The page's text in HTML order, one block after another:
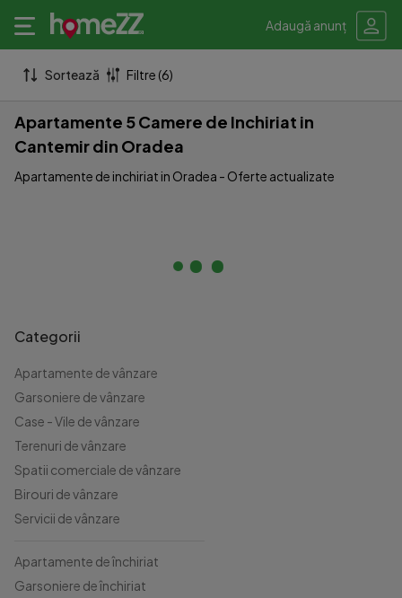
Adaugă anunț
Sortează Filtre (6)
Apartamente 5 Camere de Inchiriat in
Cantemir din Oradea
Apartamente de inchiriat in Oradea - Oferte actualizate
Categorii
Apartamente de vânzare
Garsoniere de vânzare
Case - Vile de vânzare
Terenuri de vânzare
Spatii comerciale de vânzare
Birouri de vânzare
Servicii de vânzare
Apartamente de închiriat
Garsoniere de închiriat